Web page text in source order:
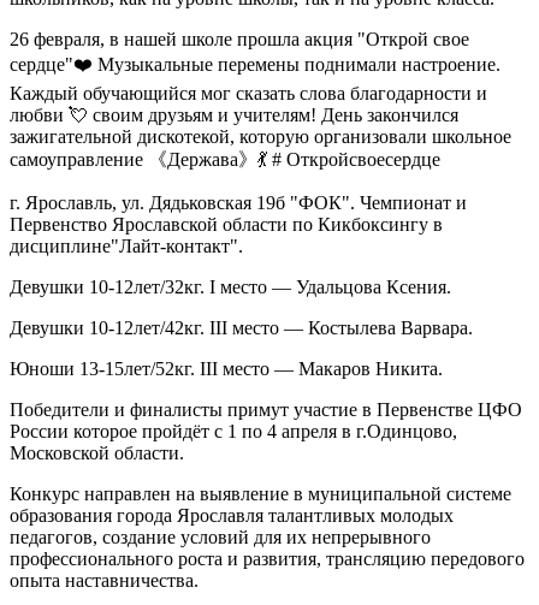
26 февраля, в нашей школе прошла акция "Открой свое
сердце"❤️ Музыкальные перемены поднимали настроение.
Каждый обучающийся мог сказать слова благодарности и
любви 💘 своим друзьям и учителям! День закончился
зажигательной дискотекой, которую организовали школьное
самоуправление 《Держава》💃 # Откройсвоесердце
г. Ярославль, ул. Дядьковская 19б "ФОК". Чемпионат и
Первенство Ярославской области по Кикбоксингу в
дисциплине"Лайт-контакт".
Девушки 10-12лет/32кг. I место — Удальцова Ксения.
Девушки 10-12лет/42кг. III место — Костылева Варвара.
Юноши 13-15лет/52кг. III место — Макаров Никита.
Победители и финалисты примут участие в Первенстве ЦФО
России которое пройдёт с 1 по 4 апреля в г.Одинцово,
Московской области.
Конкурс направлен на выявление в муниципальной системе
образования города Ярославля талантливых молодых
педагогов, создание условий для их непрерывного
профессионального роста и развития, трансляцию передового
опыта наставничества.